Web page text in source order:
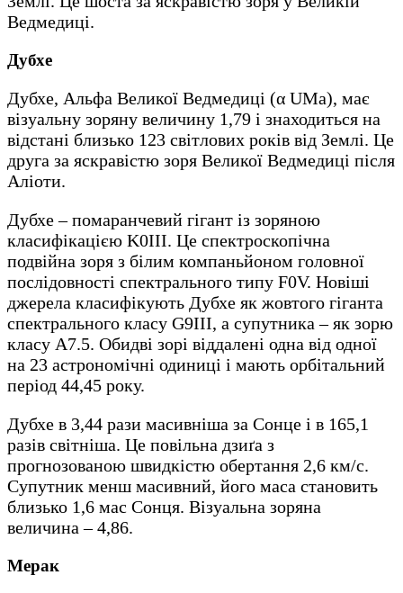
Ведмедиці.
Дубхе
Дубхе, Альфа Великої Ведмедиці (α UMa), має
візуальну зоряну величину 1,79 і знаходиться на
відстані близько 123 світлових років від Землі. Це
друга за яскравістю зоря Великої Ведмедиці після
Аліоти.
Дубхе – помаранчевий гігант із зоряною
класифікацією K0III. Це спектроскопічна
подвійна зоря з білим компаньйоном головної
послідовності спектрального типу F0V. Новіші
джерела класифікують Дубхе як жовтого гіганта
спектрального класу G9III, а супутника – як зорю
класу A7.5. Обидві зорі віддалені одна від одної
на 23 астрономічні одиниці і мають орбітальний
період 44,45 року.
Дубхе в 3,44 рази масивніша за Сонце і в 165,1
разів світніша. Це повільна дзиґа з
прогнозованою швидкістю обертання 2,6 км/с.
Супутник менш масивний, його маса становить
близько 1,6 мас Сонця. Візуальна зоряна
величина – 4,86.
Мерак